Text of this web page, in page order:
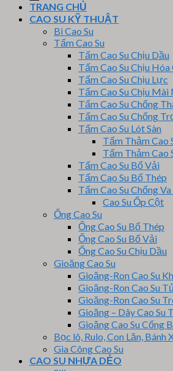
TRANG CHỦ
CAO SU KỸ THUẬT
Bi Cao Su
Tấm Cao Su
Tấm Cao Su Chịu Dầu
Tấm Cao Su Chịu Hóa
Tấm Cao Su Chịu Lực
Tấm Cao Su Chịu Mài
Tấm Cao Su Chống
Tấm Cao Su Chống
Tấm Cao Su Lót Sàn
Tấm Thảm Cao
Tấm Thảm Cao
Tấm Cao Su Bố Vải
Tấm Cao Su Bố Thép
Tấm Cao Su Chống
Cao Su Ốp Cột
Ống Cao Su
Ống Cao Su Bố Thép
Ống Cao Su Bố Vải
Ống Cao Su Chịu Dầu
Gioăng Cao Su
Gioăng-Ron Cao Su
Gioăng-Ron Cao Su
Gioăng-Ron Cao Su
Gioăng – Dây Cao Su
Gioăng Cao Su Cống
Bọc lô, Rulo, Con Lăn, Bánh
Gia Công Cao Su
CAO SU NHỰA DẺO